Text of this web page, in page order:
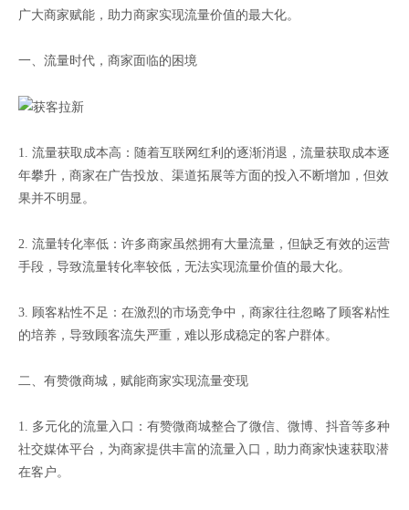
广大商家赋能，助力商家实现流量价值的最大化。
一、流量时代，商家面临的困境
1. 流量获取成本高：随着互联网红利的逐渐消退，流量获取成本逐
年攀升，商家在广告投放、渠道拓展等方面的投入不断增加，但效
果并不明显。
2. 流量转化率低：许多商家虽然拥有大量流量，但缺乏有效的运营
手段，导致流量转化率较低，无法实现流量价值的最大化。
3. 顾客粘性不足：在激烈的市场竞争中，商家往往忽略了顾客粘性
的培养，导致顾客流失严重，难以形成稳定的客户群体。
二、有赞微商城，赋能商家实现流量变现
1. 多元化的流量入口：有赞微商城整合了微信、微博、抖音等多种
社交媒体平台，为商家提供丰富的流量入口，助力商家快速获取潜
在客户。